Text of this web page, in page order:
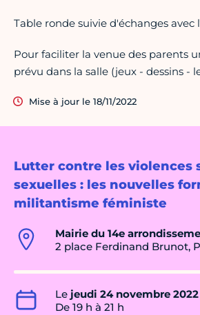
Lutter contre les violences
sexuelles : les nouvelles
militantisme féministe
Mairie du 14e
2 place Ferdinand Brunot,
Le jeudi 24 novembre 2022
De 19 h à 21 h
Table ronde suivie d'échanges avec
Pour faciliter la venue des parents
prévu dans la salle (jeux - dessins -
Mise à jour le 18/11/2022